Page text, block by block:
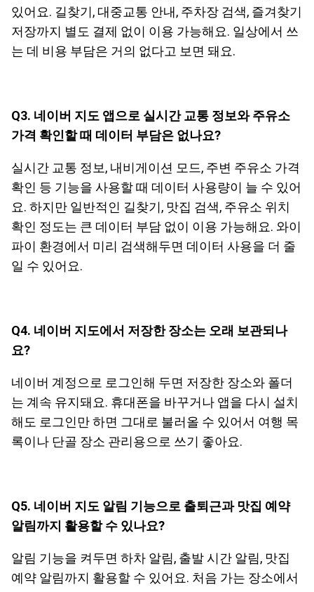
있어요. 길찾기, 대중교통 안내, 주차장 검색, 즐겨찾기
저장까지 별도 결제 없이 이용 가능해요. 일상에서 쓰
는 데 비용 부담은 거의 없다고 보면 돼요.
Q3. 네이버 지도 앱으로 실시간 교통 정보와 주유소
가격 확인할 때 데이터 부담은 없나요?
실시간 교통 정보, 내비게이션 모드, 주변 주유소 가격
확인 등 기능을 사용할 때 데이터 사용량이 늘 수 있어
요. 하지만 일반적인 길찾기, 맛집 검색, 주유소 위치
확인 정도는 큰 데이터 부담 없이 이용 가능해요. 와이
파이 환경에서 미리 검색해두면 데이터 사용을 더 줄
일 수 있어요.
Q4. 네이버 지도에서 저장한 장소는 오래 보관되나
요?
네이버 계정으로 로그인해 두면 저장한 장소와 폴더
는 계속 유지돼요. 휴대폰을 바꾸거나 앱을 다시 설치
해도 로그인만 하면 그대로 불러올 수 있어서 여행 목
록이나 단골 장소 관리용으로 쓰기 좋아요.
Q5. 네이버 지도 알림 기능으로 출퇴근과 맛집 예약
알림까지 활용할 수 있나요?
알림 기능을 켜두면 하차 알림, 출발 시간 알림, 맛집
예약 알림까지 활용할 수 있어요. 처음 가는 장소에서